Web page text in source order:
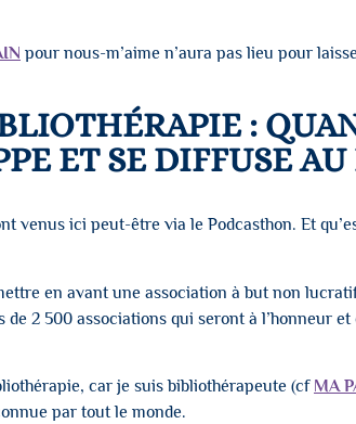
pour nous-m’aime n’aura pas lieu pour
:
ET SE DIFFUSE AU
ici peut-être via le Podcasthon. Et
en avant une association à but non
2 500 associations qui seront à l’honneur
car je suis bibliothérapeute (cf MA
par tout le monde.